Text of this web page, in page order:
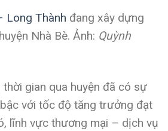
Long Thành đang xây dựng
Nhà Bè. Ảnh: Quỳnh
gian qua huyện đã có sự
với tốc độ tăng trưởng đạt
lĩnh vực thương mại – dịch vụ